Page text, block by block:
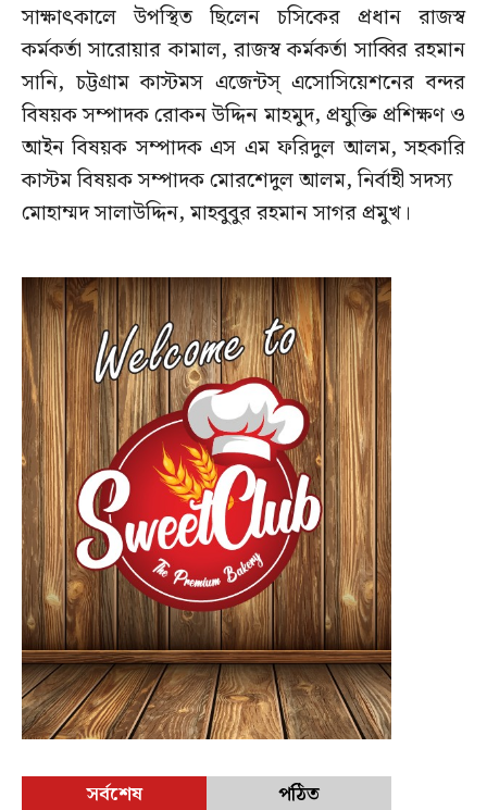
সাক্ষাৎকালে উপস্থিত ছিলেন চসিকের প্রধান রাজস্ব
কর্মকর্তা সারোয়ার কামাল, রাজস্ব কর্মকর্তা সাব্বির রহমান
সানি, চট্টগ্রাম কাস্টমস এজেন্টস্ এসোসিয়েশনের বন্দর
বিষয়ক সম্পাদক রোকন উদ্দিন মাহমুদ, প্রযুক্তি প্রশিক্ষণ ও
আইন বিষয়ক সম্পাদক এস এম ফরিদুল আলম, সহকারি
কাস্টম বিষয়ক সম্পাদক মোরশেদুল আলম, নির্বাহী সদস্য
মোহাম্মদ সালাউদ্দিন, মাহবুবুর রহমান সাগর প্রমুখ।
সর্বশেষ
পঠিত